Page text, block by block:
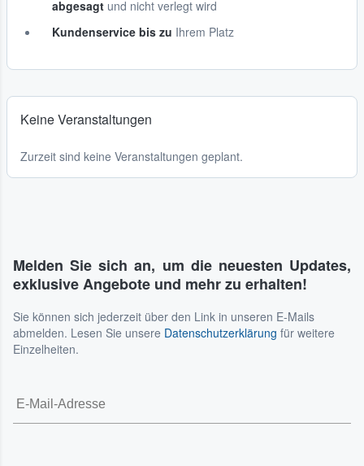
abgesagt und nicht verlegt wird
Kundenservice bis zu Ihrem Platz
Keine Veranstaltungen
Zurzeit sind keine Veranstaltungen geplant.
Melden Sie sich an, um die neuesten Updates,
exklusive Angebote und mehr zu erhalten!
Sie können sich jederzeit über den Link in unseren E-Mails
abmelden. Lesen Sie unsere Datenschutzerklärung für weitere
Einzelheiten.